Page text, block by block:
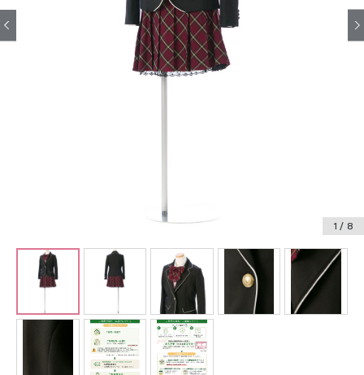
ジュニア着物レンタル
ベビー洋装レンタル
1 / 8